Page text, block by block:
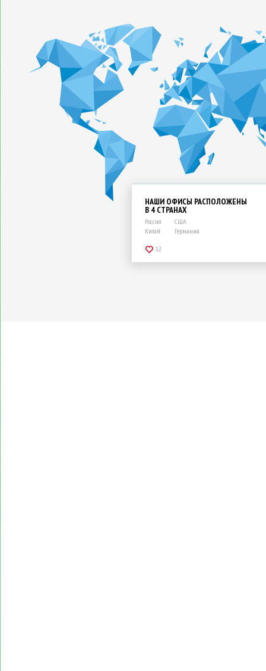
НАШИ ОФИСЫ РАСПОЛОЖЕНЫ
В 4 СТРАНАХ
Россия
Китай
США
Германия
12